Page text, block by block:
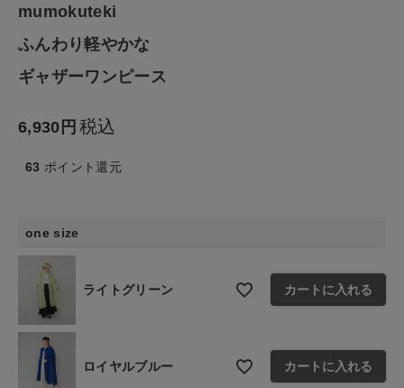
食品
CONTENTS
特集
ご利用ガイド
お問い合わせ
ショップリスト
mumokuteki
ふんわり軽やかな
ギャザーワンピース
6,930 税込
63 ポイント還元
one size
ライトグリーン カートに入れる
ロイヤルブルー カートに入れる